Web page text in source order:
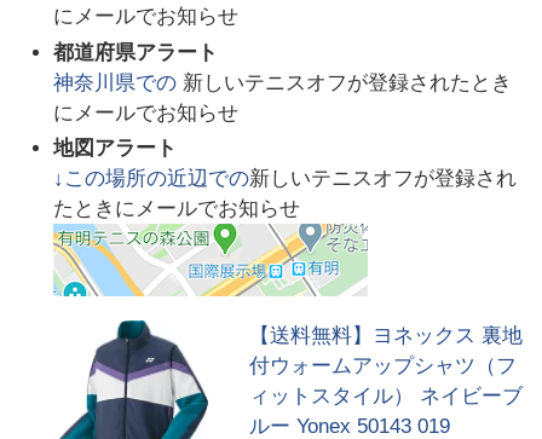
にメールでお知らせ
都道府県アラート
神奈川県での 新しいテニスオフが登録されたとき
にメールでお知らせ
地図アラート
↓この場所の近辺での新しいテニスオフが登録され
たときにメールでお知らせ
【送料無料】ヨネックス 裏地
付ウォームアップシャツ（フ
ィットスタイル） ネイビーブ
ルー Yonex 50143 019